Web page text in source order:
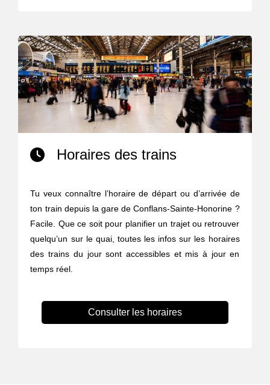
Horaires des trains
Tu veux connaître l’horaire de départ ou d’arrivée de
ton train depuis la gare de Conflans-Sainte-Honorine ?
Facile. Que ce soit pour planifier un trajet ou retrouver
quelqu’un sur le quai, toutes les infos sur les horaires
des trains du jour sont accessibles et mis à jour en
temps réel.
Consulter les horaires